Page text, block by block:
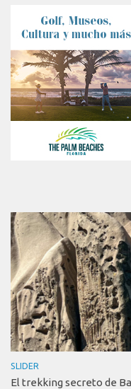
SLIDER
El trekking secreto de